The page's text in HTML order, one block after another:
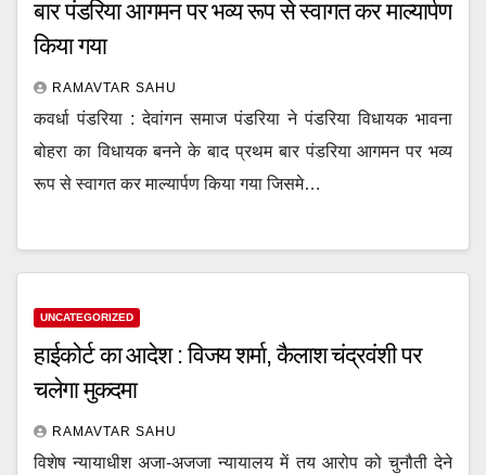
बार पंडरिया आगमन पर भव्य रूप से स्वागत कर माल्यार्पण
किया गया
RAMAVTAR SAHU
कवर्धा पंडरिया : देवांगन समाज पंडरिया ने पंडरिया विधायक भावना
बोहरा का विधायक बनने के बाद प्रथम बार पंडरिया आगमन पर भव्य
रूप से स्वागत कर माल्यार्पण किया गया जिसमे…
UNCATEGORIZED
हाईकोर्ट का आदेश : विजय शर्मा, कैलाश चंद्रवंशी पर
चलेगा मुकदमा
RAMAVTAR SAHU
विशेष न्यायाधीश अजा-अजजा न्यायालय में तय आरोप को चुनौती देने